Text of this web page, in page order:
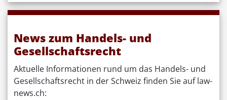
News zum Handels- und
Gesellschaftsrecht
Aktuelle Informationen rund um das Handels- und
Gesellschaftsrecht in der Schweiz finden Sie auf law-
news.ch: